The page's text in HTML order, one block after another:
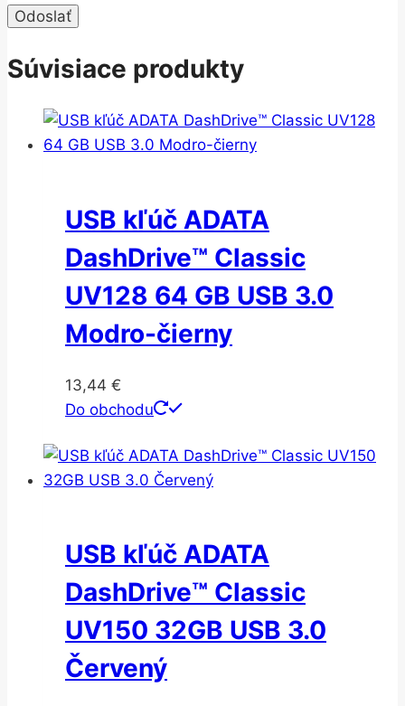
Súvisiace produkty
USB kľúč ADATA
DashDrive™ Classic
UV128 64 GB USB 3.0
Modro-čierny
13,44 €
Do obchodu
USB kľúč ADATA
DashDrive™ Classic
UV150 32GB USB 3.0
Červený